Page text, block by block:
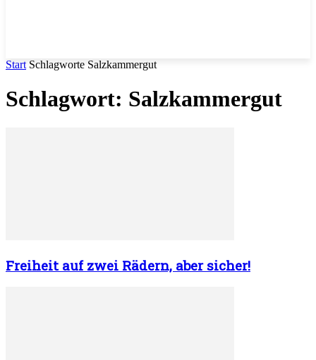
Start Schlagworte Salzkammergut
Schlagwort: Salzkammergut
Freiheit auf zwei Rädern, aber sicher!